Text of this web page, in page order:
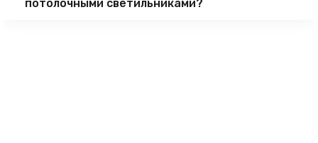
потолочными светильниками?